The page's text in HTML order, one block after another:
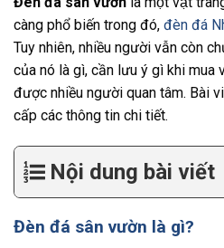
càng phổ biến trong đó, đèn đá
Tuy nhiên, nhiều người vẫn còn
của nó là gì, cần lưu ý gì khi mua
được nhiều người quan tâm. Bài
cấp các thông tin chi tiết.
Nội dung bài viết
Đèn đá sân vườn là gì?